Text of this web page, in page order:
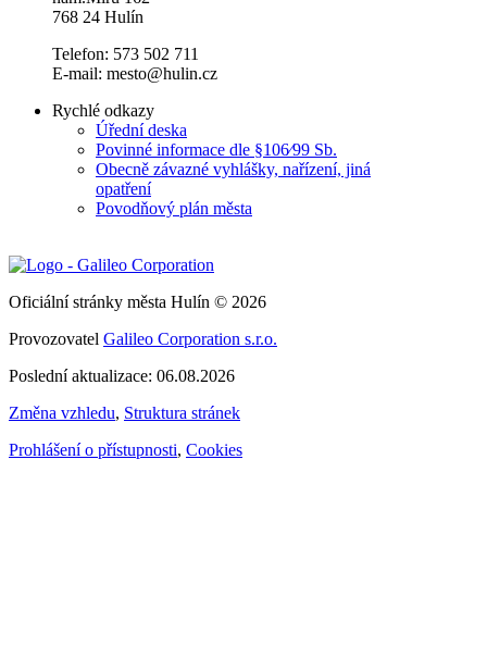
768 24 Hulín
Telefon: 573 502 711
E-mail: mesto@hulin.cz
Rychlé odkazy
Úřední deska
Povinné informace dle §106⁄99 Sb.
Obecně závazné vyhlášky, nařízení, jiná
opatření
Povodňový plán města
Oficiální stránky města Hulín © 2026
Provozovatel Galileo Corporation s.r.o.
Poslední aktualizace: 06.08.2026
Změna vzhledu, Struktura stránek
Prohlášení o přístupnosti, Cookies